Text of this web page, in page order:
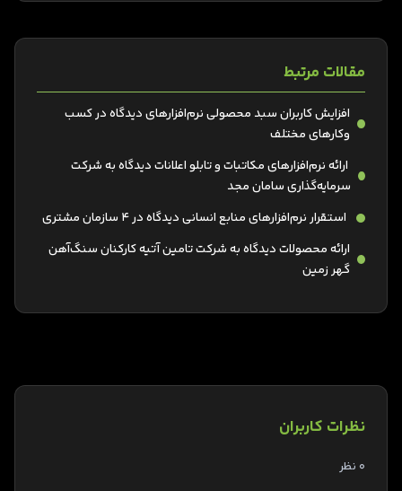
مقالات مرتبط
افزایش کاربران سبد محصولی نرم‌افزارهای دیدگاه در کسب
وکارهای مختلف
ارائه نرم‌افزارهای مکاتبات و تابلو اعلانات دیدگاه به شرکت
سرمایه‌گذاری سامان مجد
استقرار نرم‌افزارهای منابع انسانی دیدگاه در 4 سازمان مشتری
ارائه محصولات دیدگاه به شرکت تامین آتیه کارکنان سنگ‌آهن
گهر زمین
نظرات کاربران
0 نظر